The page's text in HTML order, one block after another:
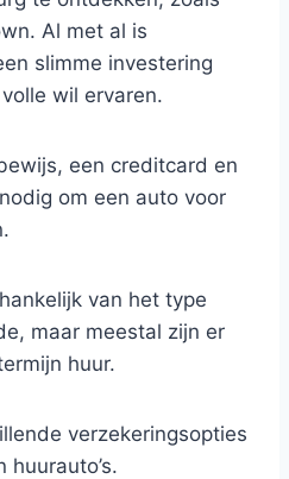
Al met al is
slimme investering
wil ervaren.
een creditcard en
om een auto voor
van het type
maar meestal zijn er
huur.
verzekeringsopties
huurauto’s.